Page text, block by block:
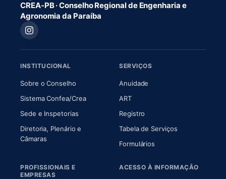
CREA-PB · Conselho Regional de Engenharia e
Agronomia da Paraíba
INSTITUCIONAL
Sobre o Conselho(abre em nova aba)
Sistema Confea/Crea(abre em nova aba)
Sede e Inspetorias
Diretoria, Plenário e
Câmaras(abre em nova aba)
SERVIÇOS
Anuidade
ART(abre em nova aba)
Registro
Tabela de Serviços
Formulários
PROFISSIONAIS E
EMPRESAS
ACESSO À INFORMAÇÃO